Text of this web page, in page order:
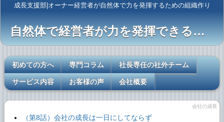
成長支援部|オーナー経営者が自然体で力を発揮するための組織作り
自然体で経営者が力を発揮できるレールを敷く
初めての方へ 専門コラム 社長専任の社外チーム
サービス内容 お客様の声 会社概要
会社の成長
（第8話）会社の成長は一日にしてならず